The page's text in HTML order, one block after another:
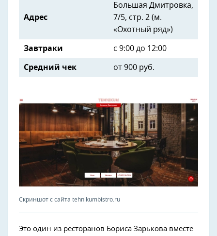
Адрес
Большая Дмитровка,
7/5, стр. 2 (м.
«Охотный ряд»)
Завтраки с 9:00 до 12:00
Средний чек от 900 руб.
Скриншот с сайта tehnikumbistro.ru
Это один из ресторанов Бориса Зарькова вместе